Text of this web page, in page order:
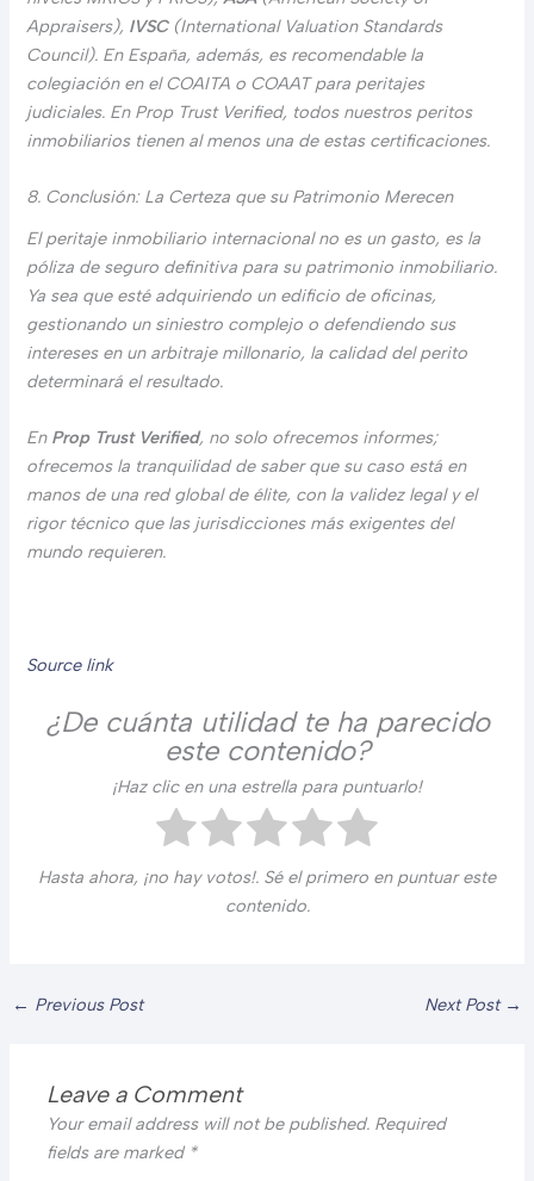
Appraisers), IVSC(International Valuation Standards
Council). En España, además, es recomendable la
colegiación en el COAITA o COAAT para peritajes
judiciales. En Prop Trust Verified, todos nuestros peritos
inmobiliarios tienen al menos una de estas certificaciones.
8. Conclusión: La Certeza que su Patrimonio Merecen
El peritaje inmobiliario internacional no es un gasto, es la
póliza de seguro definitiva para su patrimonio inmobiliario.
Ya sea que esté adquiriendo un edificio de oficinas,
gestionando un siniestro complejo o defendiendo sus
intereses en un arbitraje millonario, la calidad del perito
determinará el resultado.
En Prop Trust Verified, no solo ofrecemos informes;
ofrecemos la tranquilidad de saber que su caso está en
manos de una red global de élite, con la validez legal y el
rigor técnico que las jurisdicciones más exigentes del
mundo requieren.
Source link
¿De cuánta utilidad te ha parecido
este contenido?
¡Haz clic en una estrella para puntuarlo!
Hasta ahora, ¡no hay votos!. Sé el primero en puntuar este
contenido.
← Previous Post Next Post →
Leave a Comment
Your email address will not be published. Required
fields are marked *